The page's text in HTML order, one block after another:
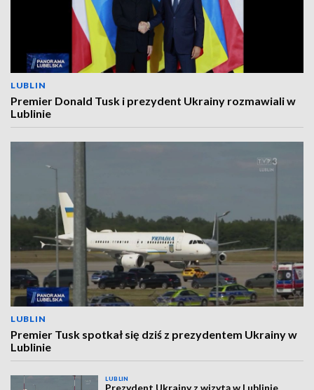
LUBLIN
Premier Donald Tusk i prezydent Ukrainy rozmawiali w
Lublinie
LUBLIN
Premier Tusk spotkał się dziś z prezydentem Ukrainy w
Lublinie
LUBLIN
Prezydent Ukrainy z wizytą w Lublinie